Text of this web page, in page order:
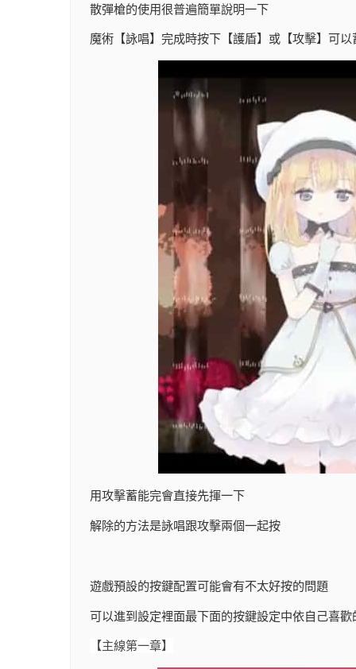
散彈槍的使用很普遍簡單說明一下
魔術【詠唱】完成時按下【護盾】或【攻擊】可以
用攻擊蓄能完會直接先揮一下
解除的方法是詠唱跟攻擊兩個一起按
遊戲預設的按鍵配置可能會有不太好按的問題
可以進到設定裡面最下面的按鍵設定中依自己喜
【主線第一章】